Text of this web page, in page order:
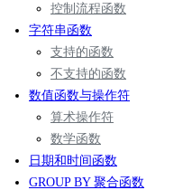
控制流程函数
字符串函数
支持的函数
不支持的函数
数值函数与操作符
算术操作符
数学函数
日期和时间函数
GROUP BY 聚合函数